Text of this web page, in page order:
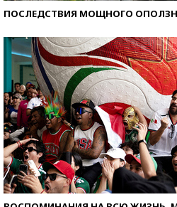
ПОСЛЕДСТВИЯ МОЩНОГО